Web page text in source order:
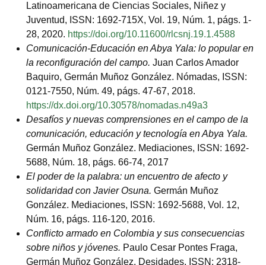
Latinoamericana de Ciencias Sociales, Niñez y
Juventud, ISSN: 1692-715X, Vol. 19, Núm. 1, págs. 1-
28, 2020. https://doi.org/10.11600/rlcsnj.19.1.4588
Comunicación-Educación en Abya Yala: lo popular en
la reconfiguración del campo. Juan Carlos Amador
Baquiro, Germán Muñoz González. Nómadas, ISSN:
0121-7550, Núm. 49, págs. 47-67, 2018.
https://dx.doi.org/10.30578/nomadas.n49a3
Desafíos y nuevas comprensiones en el campo de la
comunicación, educación y tecnología en Abya Yala.
Germán Muñoz González. Mediaciones, ISSN: 1692-
5688, Núm. 18, págs. 66-74, 2017
El poder de la palabra: un encuentro de afecto y
solidaridad con Javier Osuna. Germán Muñoz
González. Mediaciones, ISSN: 1692-5688, Vol. 12,
Núm. 16, págs. 116-120, 2016.
Conflicto armado en Colombia y sus consecuencias
sobre niños y jóvenes. Paulo Cesar Pontes Fraga,
Germán Muñoz González. Desidades, ISSN: 2318-